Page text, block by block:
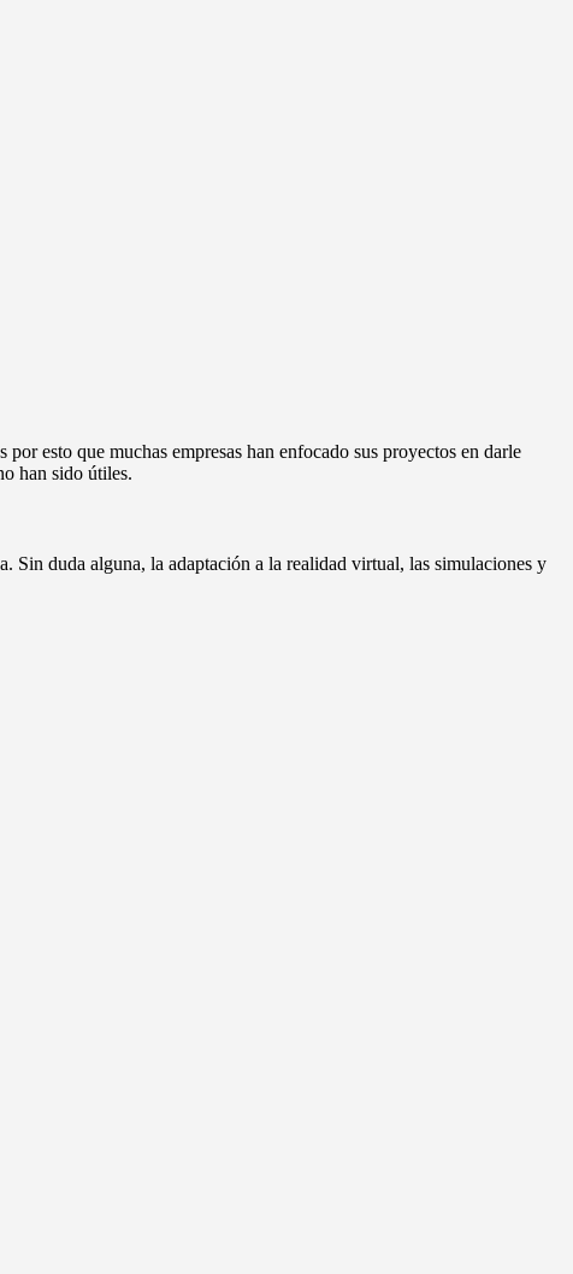
esto que muchas empresas han enfocado sus proyectos en darle
han sido útiles.
Sin duda alguna, la adaptación a la realidad virtual, las simulaciones y